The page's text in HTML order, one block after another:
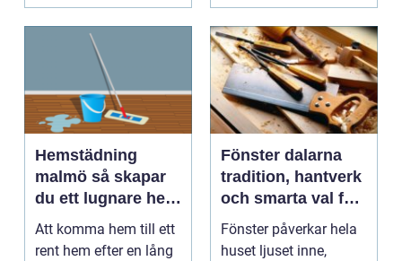
Hemstädning
malmö så skapar
du ett lugnare hem
i vardagen
Att komma hem till ett
rent hem efter en lång
Fönster dalarna
tradition, hantverk
och smarta val för
huset
Fönster påverkar hela
huset ljuset inne,